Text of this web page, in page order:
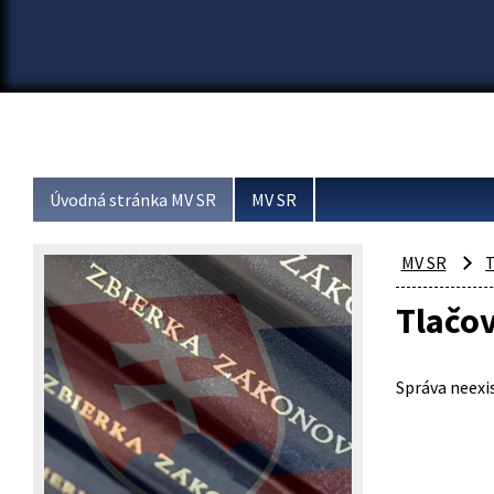
Úvodná stránka MV SR MV SR
MV SR
Správa